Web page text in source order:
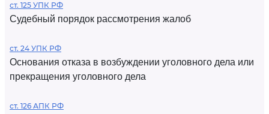
ст. 125 УПК РФ
Судебный порядок рассмотрения жалоб
ст. 24 УПК РФ
Основания отказа в возбуждении уголовного дела или
прекращения уголовного дела
ст. 126 АПК РФ